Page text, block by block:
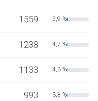
1559 5,9 %
1238 4,7 %
1133 4,3 %
993 3,8 %